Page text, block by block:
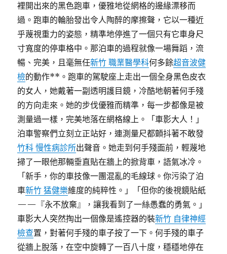
裡開出來的黑色跑車，優雅地從網格的邊緣漂移而
過。跑車的輪胎發出令人陶醉的摩擦聲，它以一種近
乎蔑視重力的姿態，精準地停進了一個只有它車身尺
寸寬度的停車格中。那泊車的過程就像一場舞蹈，流
暢、完美，且毫無任新竹 職業醫學科何多餘超音波健
檢的動作**。跑車的駕駛座上走出一個全身黑色皮衣
的女人，她戴著一副透明護目鏡，冷酷地朝著何手殘
的方向走來。她的步伐優雅而精準，每一步都像是被
測量過一樣，完美地落在網格線上。「車影大人！」
泊車警察們立刻立正站好，連測量尺都顫抖著不敢發
竹科 慢性病診所出聲音。她走到何手殘面前，輕蔑地
掃了一眼他那輛垂直貼在牆上的掀背車，語氣冰冷。
「新手，你的車技像一團混亂的毛線球。你污染了泊
車新竹 猛健樂維度的純粹性。」「但你的後視鏡貼紙
——『永不放棄』，讓我看到了一絲愚蠢的勇氣。」
車影大人突然掏出一個像是遙控器的裝新竹 自律神經
檢查置，對著何手殘的車子按了一下。何手殘的車子
從牆上脫落，在空中旋轉了一百八十度，穩穩地停在